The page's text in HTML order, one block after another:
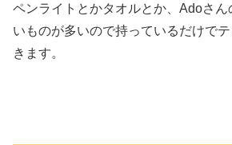
ペンライトとかタオルとか、Adoさん
いものが多いので持っているだけで
きます。